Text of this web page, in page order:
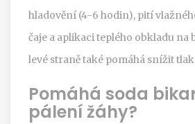
hladovění (4-6 hodin), pití
čaje a aplikaci teplého obkladu na
levé straně také pomáhá snížit
Pomáhá soda
pálení žáhy?